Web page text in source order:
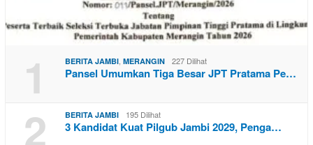
1 BERITA JAMBI MERANGIN 227 Dilihat
Pansel Umumkan Tiga Besar JPT Pratama Pe…
2 BERITA JAMBI 195 Dilihat
3 Kandidat Kuat Pilgub Jambi 2029, Penga…